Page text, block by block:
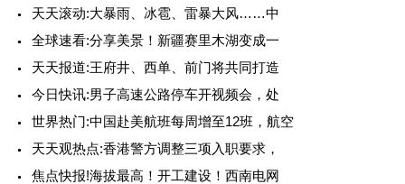
天天滚动:大暴雨、冰雹、雷暴大风……中
全球速看:分享美景！新疆赛里木湖变成一
天天报道:王府井、西单、前门将共同打造
今日快讯:男子高速公路停车开视频会，处
世界热门:中国赴美航班每周增至12班，航空
天天观热点:香港警方调整三项入职要求，
焦点快报!海拔最高！开工建设！西南电网